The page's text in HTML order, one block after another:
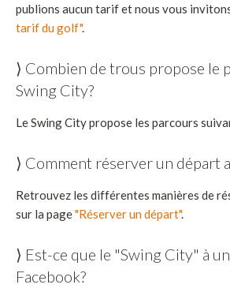
publions aucun tarif et nous vous
tarif du golf".
⟩ Combien de trous propose le
Swing City?
Le Swing City propose les parcours
⟩ Comment réserver un départ
Retrouvez les différentes manières de
sur la page"Réserver un départ".
⟩ Est-ce que le "Swing City" à
Facebook?